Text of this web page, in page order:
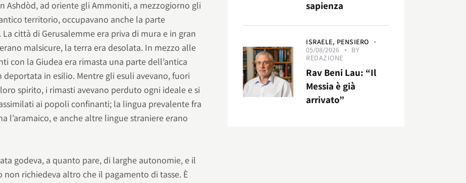
Ashdòd, ad oriente gli Ammoniti, a mezzogiorno gli
territorio, occupavano anche la parte
città di Gerusalemme era priva di mura e in gran
malsicure, la terra era desolata. In mezzo alle
con la Giudea era rimasta una parte dell’antica
in esilio. Mentre gli esuli avevano, fuori
spirito, i rimasti avevano perduto ogni ideale e si
ai popoli confinanti; la lingua prevalente fra
l’aramaico, e anche altre lingue straniere erano
godeva, a quanto pare, di larghe autonomie, e il
richiedeva altro che il pagamento di tasse. È
sapienza
ISRAELE, PENSIERO
05/08/2026
BY
REDAZIONE
Rav Beni Lau: “Il
Messia è già
arrivato”